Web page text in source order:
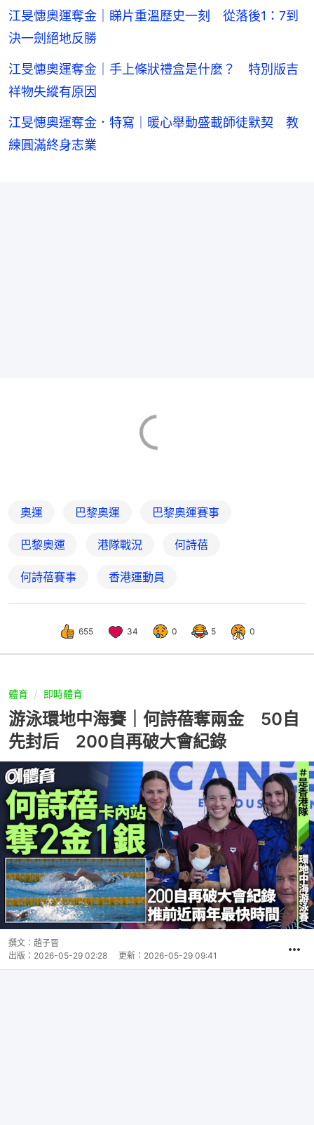
江旻憓奧運奪金｜睇片重溫歷史一刻 從落後1：7到
決一劍絕地反勝
江旻憓奧運奪金｜手上條狀禮盒是什麼？ 特別版吉
祥物失縱有原因
江旻憓奧運奪金．特寫｜暖心舉動盛載師徒默契 教
練圓滿終身志業
奧運 巴黎奧運 巴黎奧運賽事
巴黎奧運 港隊戰況 何詩蓓
何詩蓓賽事 香港運動員
655 34 0 5 0
體育 即時體育
游泳環地中海賽｜何詩蓓奪兩金 50自
先封后 200自再破大會紀錄
撰文： 趙子晉
出版： 2026-05-29 02:28 更新： 2026-05-29 09:41